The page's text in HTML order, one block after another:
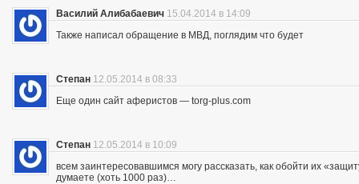
Василий Алибабаевич 15.04.2014 в 14:09
Также написал обращение в МВД, поглядим что будет
Степан 12.05.2014 в 08:33
Еще один сайт аферистов — torg-plus.com
Степан 12.05.2014 в 10:09
всем заинтересовавшимся могу рассказать, как обойти их
думаете (хоть 1000 раз)…